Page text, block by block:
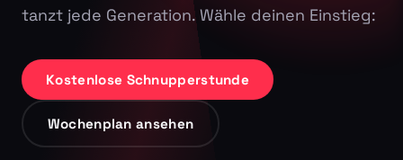
tanzt jede Generation. Wähle deinen Einstieg:
Kostenlose Schnupperstunde
Wochenplan ansehen